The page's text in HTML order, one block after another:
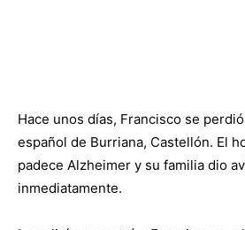
Hace unos días, Francisco se
español de Burriana, Castellón. El
padece Alzheimer y su familia dio
inmediatamente.